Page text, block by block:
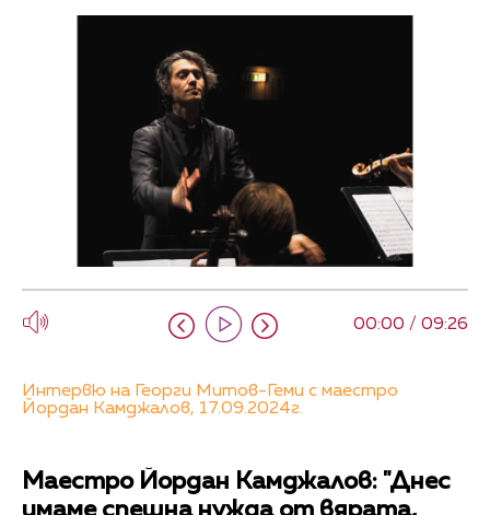
00:00 / 09:26
Интервю на Георги Митов-Геми с маестро
Йордан Камджалов, 17.09.2024г.
Маестро Йордан Камджалов: "Днес